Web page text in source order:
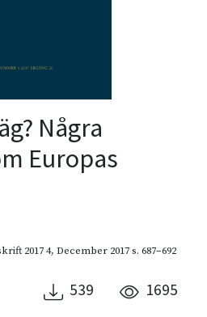
Några
Europas
2017 4, December 2017s. 687–692
539 1695